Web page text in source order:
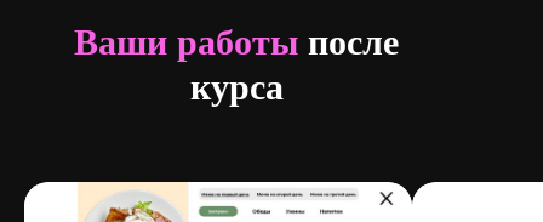
Ваши работы после
курса